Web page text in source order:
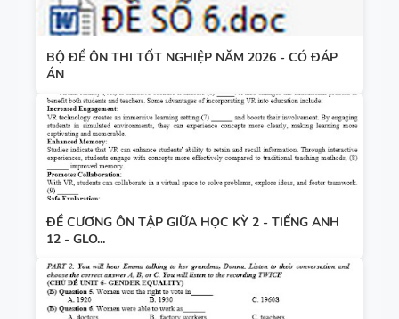
BỘ ĐỀ ÔN THI TỐT NGHIỆP NĂM 2026 - CÓ ĐÁP
ÁN
ĐỀ CƯƠNG ÔN TẬP GIỮA HỌC KỲ 2 - TIẾNG ANH
12 - GLO...